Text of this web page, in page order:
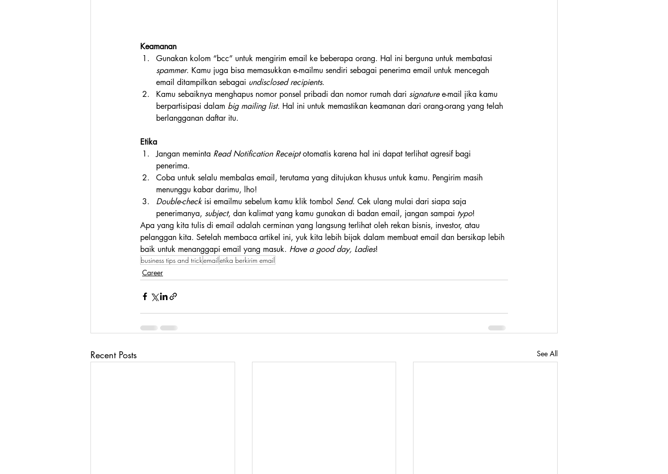
Keamanan
Gunakan kolom “bcc” untuk mengirim email ke beberapa orang. Hal ini berguna untuk membatasi
spammer. Kamu juga bisa memasukkan e-mailmu sendiri sebagai penerima email untuk mencegah
email ditampilkan sebagai undisclosed recipients.
Kamu sebaiknya menghapus nomor ponsel pribadi dan nomor rumah dari signature e-mail jika kamu
berpartisipasi dalam big mailing list. Hal ini untuk memastikan keamanan dari orang-orang yang telah
berlangganan daftar itu.
Etika
Jangan meminta Read Notification Receipt otomatis karena hal ini dapat terlihat agresif bagi
penerima.
Coba untuk selalu membalas email, terutama yang ditujukan khusus untuk kamu. Pengirim masih
menunggu kabar darimu, lho!
Double-check isi emailmu sebelum kamu klik tombol Send. Cek ulang mulai dari siapa saja
penerimanya, subject, dan kalimat yang kamu gunakan di badan email, jangan sampai typo!
Apa yang kita tulis di email adalah cerminan yang langsung terlihat oleh rekan bisnis, investor, atau
pelanggan kita. Setelah membaca artikel ini, yuk kita lebih bijak dalam membuat email dan bersikap lebih
baik untuk menanggapi email yang masuk. Have a good day, Ladies!
business tips and trickemailetika berkirim email
Career
Recent Posts See All